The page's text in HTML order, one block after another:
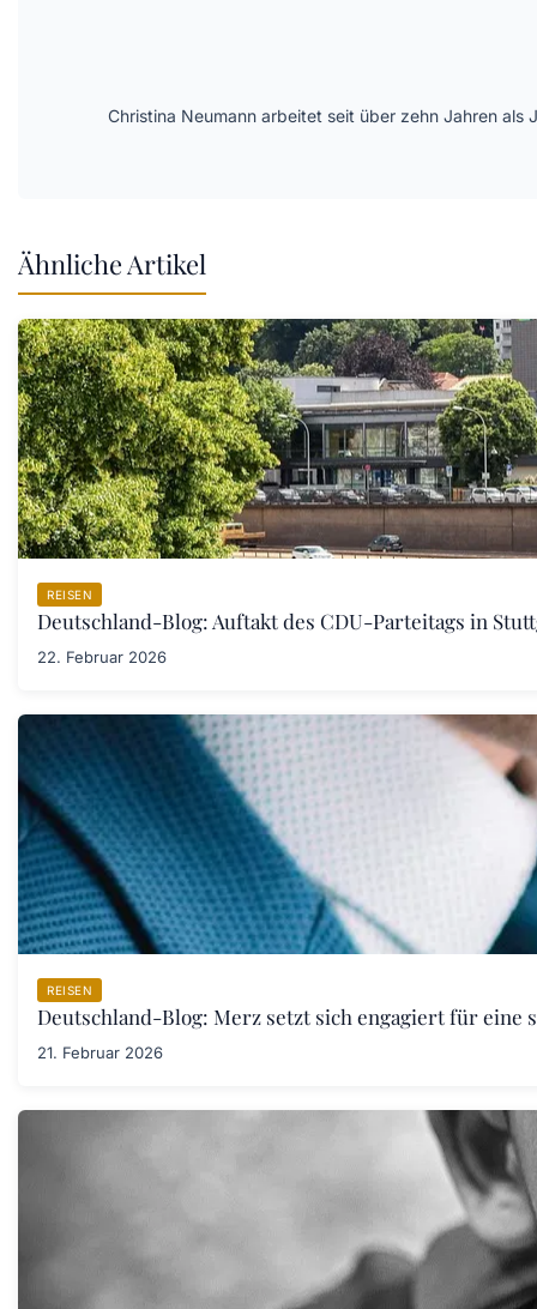
Christina Neumann arbeitet seit über zehn Jahren als
Ähnliche Artikel
REISEN
Deutschland-Blog: Auftakt des CDU-Parteitags in
22. Februar 2026
REISEN
Deutschland-Blog: Merz setzt sich engagiert für eine
21. Februar 2026